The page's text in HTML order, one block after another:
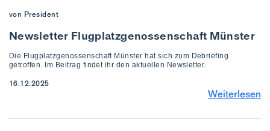
von President
Newsletter Flugplatzgenossenschaft Münster
Die Flugplatzgenossenschaft Münster hat sich zum Debriefing
getroffen. Im Beitrag findet ihr den aktuellen Newsletter.
16.12.2025
Weiterlesen